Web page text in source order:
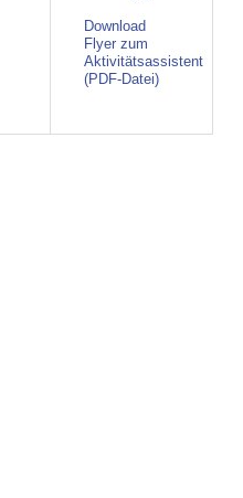
Download
Flyer zum
Aktivitätsassistent
(PDF-Datei)